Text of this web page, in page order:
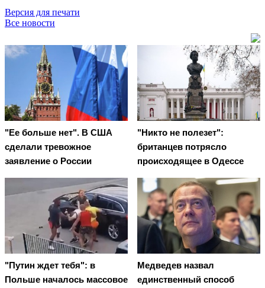
Версия для печати
Все новости
"Ее больше нет". В США
сделали тревожное
заявление о России
"Никто не полезет":
британцев потрясло
происходящее в Одессе
"Путин ждет тебя": в
Польше началось массовое
Медведев назвал
единственный способ